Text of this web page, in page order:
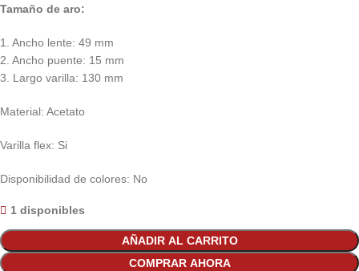
Tamaño de aro:
1. Ancho lente: 49 mm
2. Ancho puente: 15 mm
3. Largo varilla: 130 mm
Material: Acetato
Varilla flex: Si
Disponibilidad de colores: No
1 disponibles
AÑADIR AL CARRITO
COMPRAR AHORA